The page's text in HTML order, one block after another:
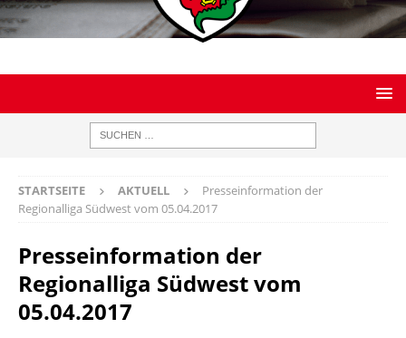
STARTSEITE AKTUELL
Presseinformation der
Regionalliga Südwest vom 05.04.2017
Presseinformation der
Regionalliga Südwest vom
05.04.2017